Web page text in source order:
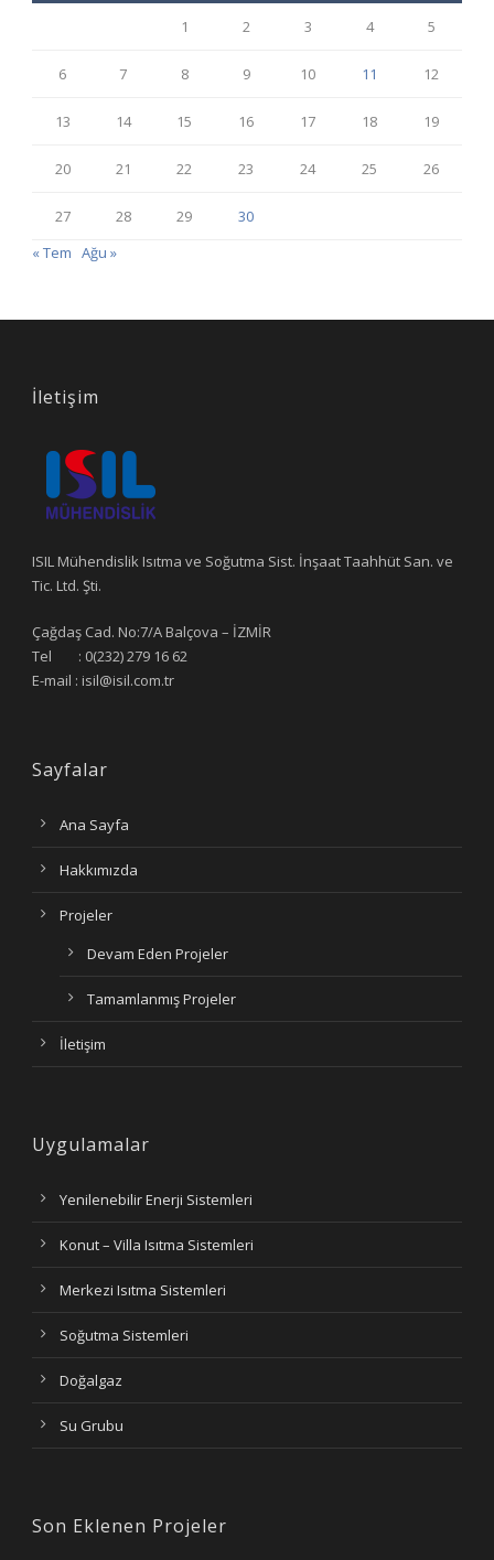
1 2 3 4 5
6 7 8 9 10 11 12
13 14 15 16 17 18 19
20 21 22 23 24 25 26
27 28 29
30
« Tem Ağu »
İletişim
ISIL Mühendislik Isıtma ve Soğutma Sist. İnşaat Taahhüt San. ve
Tic. Ltd. Şti.
Çağdaş Cad. No:7/A Balçova – İZMİR
Tel : 0(232) 279 16 62
E-mail : isil@isil.com.tr
Sayfalar
Ana Sayfa
Hakkımızda
Projeler
Devam Eden Projeler
Tamamlanmış Projeler
İletişim
Uygulamalar
Yenilenebilir Enerji Sistemleri
Konut – Villa Isıtma Sistemleri
Merkezi Isıtma Sistemleri
Soğutma Sistemleri
Doğalgaz
Su Grubu
Son Eklenen Projeler